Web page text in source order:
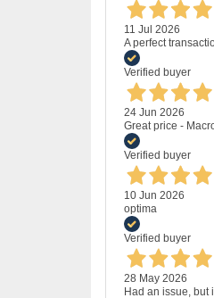
11 Jul 2026
A perfect
Verified buyer
24 Jun 2026
Great price -
Verified buyer
10 Jun 2026
optima
Verified buyer
28 May 2026
Had an issue, but